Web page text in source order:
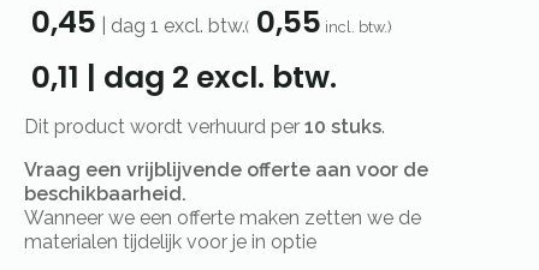
0,45 dag 1 excl. btw.( 0,55 incl. btw.)
0,11 | dag 2 excl. btw.
Dit product wordt verhuurd per 10 stuks.
Vraag een vrijblijvende offerte aan voor de
beschikbaarheid.
Wanneer we een offerte maken zetten we de
materialen tijdelijk voor je in optie